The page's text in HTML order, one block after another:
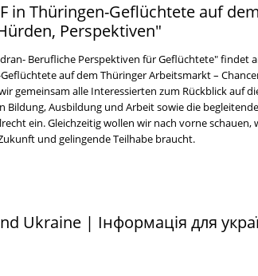
in Thüringen-Geflüchtete auf
Perspektiven"
Berufliche Perspektiven für Geflüchtete" findet
auf dem Thüringer Arbeitsmarkt –
gemeinsam alle Interessierten zum Rückblick auf
Bildung, Ausbildung und Arbeit sowie die
ein. Gleichzeitig wollen wir nach vorne schauen,
und gelingende Teilhabe braucht.
Ukraine | Інформація для